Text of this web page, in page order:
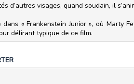
visages, quand soudain, il
« Frankenstein Junior », où Marty
délirant typique de ce film.